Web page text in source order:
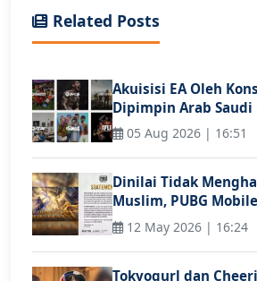
Related Posts
Akuisisi EA Oleh
Dipimpin Arab Saudi
05 Aug 2026 | 16:51
Dinilai Tidak
Muslim, PUBG
12 May 2026 | 16:24
Tokyogurl dan